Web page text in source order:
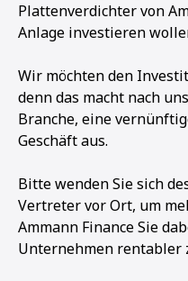
Plattenverdichter von
Anlage investieren
Wir möchten den
denn das macht nach
Branche, eine
Geschäft aus.
Bitte wenden Sie sich
Vertreter vor Ort, um
Ammann Finance Sie
Unternehmen rentabler